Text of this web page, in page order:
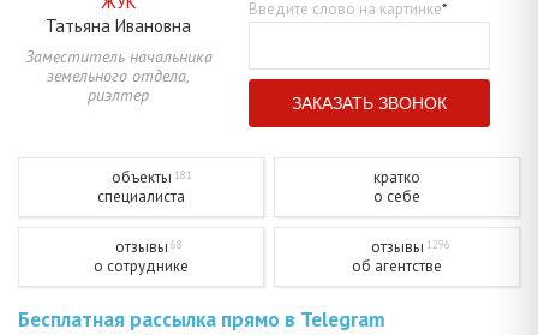
Татьяна Ивановна
Заместитель начальника
земельного отдела,
риэлтер
Введите слово на картинке*
объекты 181
специалиста
кратко
о себе
отзывы 68
о сотруднике
отзывы 1296
об агентстве
Бесплатная рассылка прямо в Telegram